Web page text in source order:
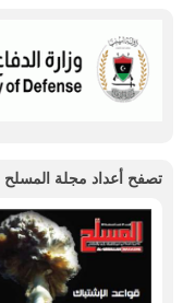
تصفح أعداد مجلة المسلح